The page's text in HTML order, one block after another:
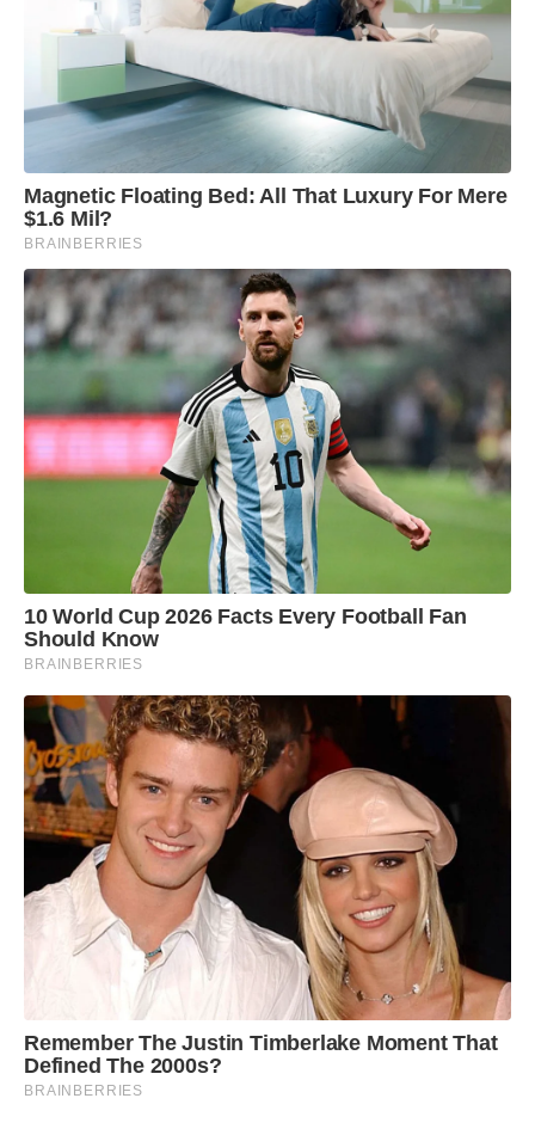
Magnetic Floating Bed: All That Luxury For Mere
$1.6 Mil?
BRAINBERRIES
10 World Cup 2026 Facts Every Football Fan
Should Know
BRAINBERRIES
Remember The Justin Timberlake Moment That
Defined The 2000s?
BRAINBERRIES